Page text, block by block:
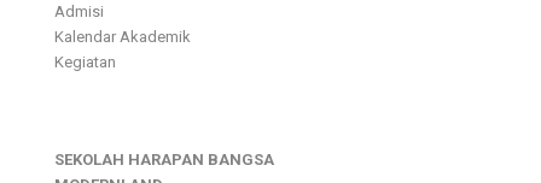
Admisi
Kalendar Akademik
Kegiatan
SEKOLAH HARAPAN BANGSA